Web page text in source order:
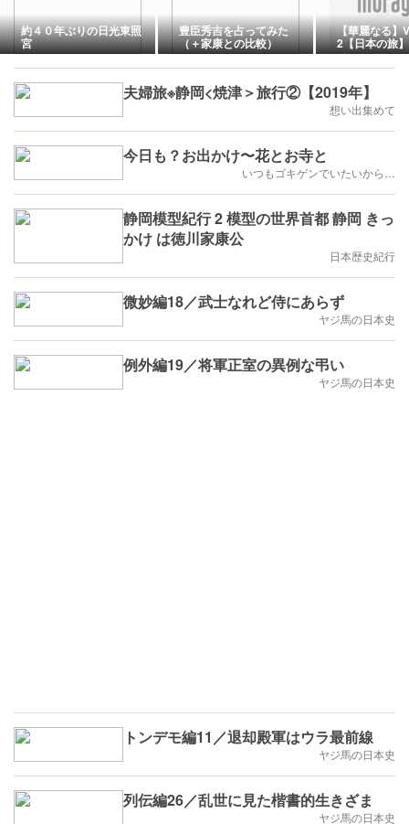
約４０年ぶりの日光東照
宮
豊臣秀吉を占ってみた
（＋家康との比較）
【華麗なる】
2【日本の旅】
夫婦旅※静岡<焼津＞旅行②【2019年】
想い出集めて
今日も？お出かけ〜花とお寺と
いつもゴキゲンでいたいから…
静岡模型紀行 2 模型の世界首都 静岡 きっ
かけ は徳川家康公
日本歴史紀行
微妙編18／武士なれど侍にあらず
ヤジ馬の日本史
例外編19／将軍正室の異例な弔い
ヤジ馬の日本史
トンデモ編11／退却殿軍はウラ最前線
ヤジ馬の日本史
列伝編26／乱世に見た楷書的生きざま
ヤジ馬の日本史